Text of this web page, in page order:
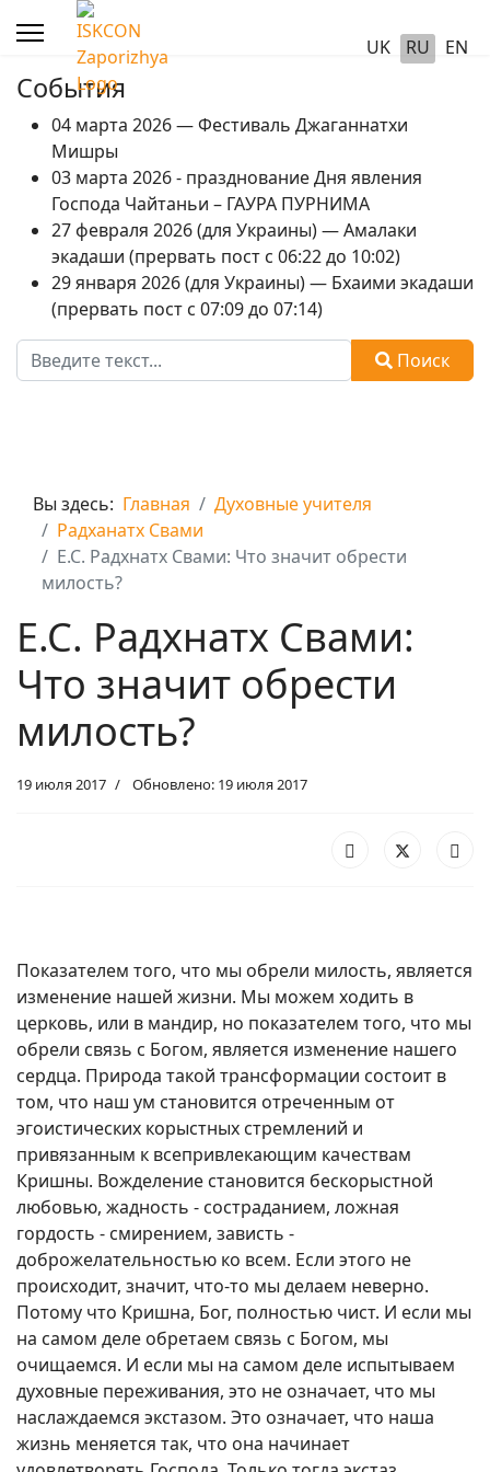
UK RU EN
События
04 марта 2026 — Фестиваль Джаганнатхи
Мишры
03 марта 2026 - празднование Дня явления
Господа Чайтаньи – ГАУРА ПУРНИМА
27 февраля 2026 (для Украины) — Амалаки
экадаши (прервать пост с 06:22 до 10:02)
29 января 2026 (для Украины) — Бхаими экадаши
(прервать пост с 07:09 до 07:14)
Поиск
Поиск
Вы здесь: Главная
Духовные учителя
Радханатх Свами
Е.С. Радхнатх Свами: Что значит обрести
милость?
Е.С. Радхнатх Свами:
Что значит обрести
милость?
19 июля 2017 Обновлено: 19 июля 2017
Показателем того, что мы обрели милость, является
изменение нашей жизни. Мы можем ходить в
церковь, или в мандир, но показателем того, что мы
обрели связь с Богом, является изменение нашего
сердца. Природа такой трансформации состоит в
том, что наш ум становится отреченным от
эгоистических корыстных стремлений и
привязанным к всепривлекающим качествам
Кришны. Вожделение становится бескорыстной
любовью, жадность - состраданием, ложная
гордость - смирением, зависть -
доброжелательностью ко всем. Если этого не
происходит, значит, что-то мы делаем неверно.
Потому что Кришна, Бог, полностью чист. И если мы
на самом деле обретаем связь с Богом, мы
очищаемся. И если мы на самом деле испытываем
духовные переживания, это не означает, что мы
наслаждаемся экстазом. Это означает, что наша
жизнь меняется так, что она начинает